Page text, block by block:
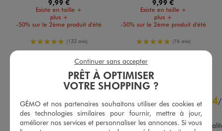
9,99 €
Existe en taille +
plus +
-50% sur le 2ème produit d'été
5/5 de moyenne
(133 avis)
AU PANIER
9,99 €
Existe en taille +
plus +
-50% sur le 2ème produit d'été
5/5 de moyenne
(76 avis)
4.6/5 4/
Avis vérifié et récompensé
Un peu long, de bonne
PRÊT À OPTIMISER
VOTRE SHOPPING ?
GÉMO et nos partenaires souhaitons utiliser des cookies et
des technologies similaires pour fournir, mettre à jour,
améliorer nos services et personnaliser les annonces. Si vous
Continuer sans accepter